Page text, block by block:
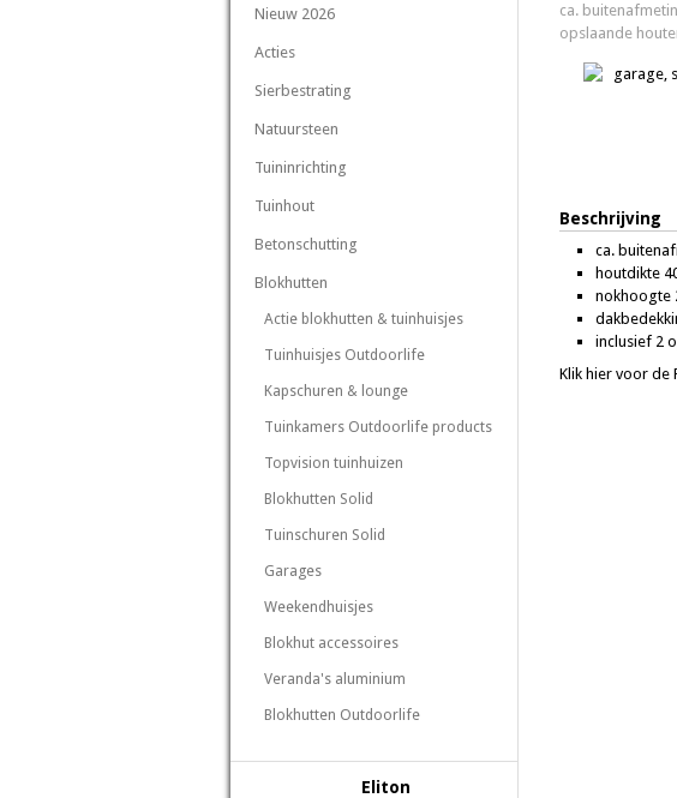
Nieuw 2026
Acties
Sierbestrating
Natuursteen
Tuininrichting
Tuinhout
Betonschutting
Blokhutten
Actie blokhutten & tuinhuisjes
Tuinhuisjes Outdoorlife
Kapschuren & lounge
Tuinkamers Outdoorlife products
Topvision tuinhuizen
Blokhutten Solid
Tuinschuren Solid
Garages
Weekendhuisjes
Blokhut accessoires
Veranda's aluminium
Blokhutten Outdoorlife
Eliton
ca.
opslaande
Beschrijving
ca.
houtdikte
nokhoogte
inclusief 2
Klik hier voor de